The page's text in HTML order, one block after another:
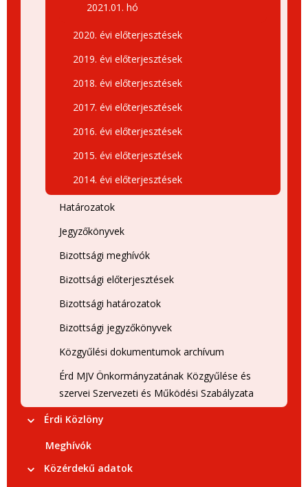
2021.01. hó
2020. évi előterjesztések
2019. évi előterjesztések
2018. évi előterjesztések
2017. évi előterjesztések
2016. évi előterjesztések
2015. évi előterjesztések
2014. évi előterjesztések
Határozatok
Jegyzőkönyvek
Bizottsági meghívók
Bizottsági előterjesztések
Bizottsági határozatok
Bizottsági jegyzőkönyvek
Közgyűlési dokumentumok archívum
Érd MJV Önkormányzatának Közgyűlése és
szervei Szervezeti és Működési Szabályzata
Érdi Közlöny
Meghívók
Közérdekű adatok